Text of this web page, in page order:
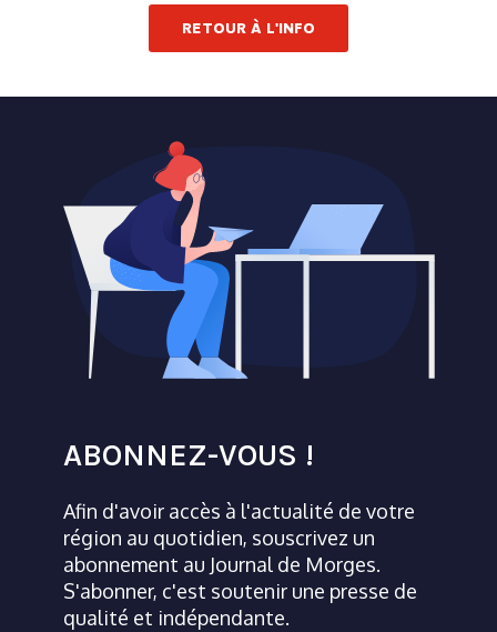
RETOUR À L'INFO
ABONNEZ-VOUS !
Afin d'avoir accès à l'actualité de votre
région au quotidien, souscrivez un
abonnement au Journal de Morges.
S'abonner, c'est soutenir une presse de
qualité et indépendante.